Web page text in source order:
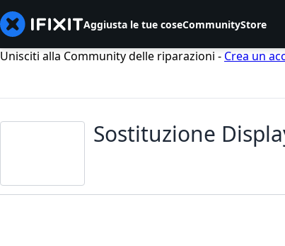
Aggiusta le tue coseCommunityStore
Unisciti alla Community delle riparazioni - Crea un
Sostituzione